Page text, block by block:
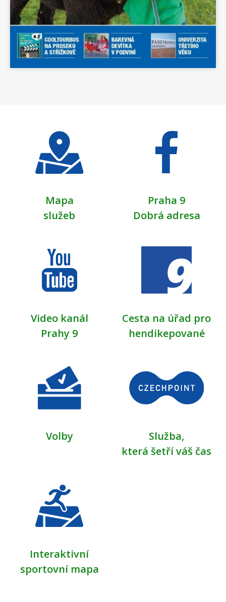
Celý den
OTEVŘENÁ ŠKOLNÍ
HŘIŠTĚ PRO VEŘEJNOST
2026
4. dubna 2026
sobota
Celý den
OTEVŘENÁ ŠKOLNÍ
6. dubna 2026
pondělí
Celý den
OTEVŘENÁ ŠKOLNÍ
7. dubna 2026
úterý
Celý den
OTEVŘENÁ ŠKOLNÍ
8. dubna 2026
středa
čtvrtek
HŘIŠTĚ PRO VEŘEJNOST
Celý den
Celý den
HŘIŠTĚ PRO VEŘEJNOST
Mapa
služeb
Praha 9
Dobrá adresa
Video kanál
Prahy 9
Cesta na úřad pro
hendikepované
Volby
Služba,
která šetří váš čas
Interaktivní
sportovní mapa